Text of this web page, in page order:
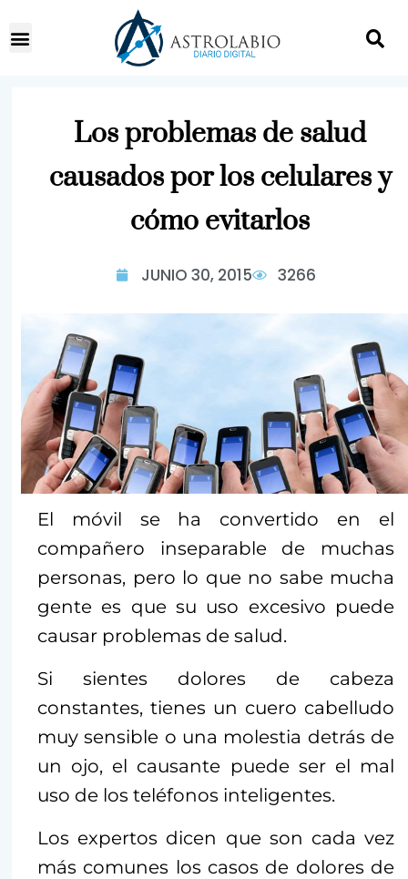
Los problemas de salud
causados por los celulares y
cómo evitarlos
JUNIO 30, 2015 3266
El móvil se ha convertido en el
compañero inseparable de muchas
personas, pero lo que no sabe mucha
gente es que su uso excesivo puede
causar problemas de salud.
Si sientes dolores de cabeza
constantes, tienes un cuero cabelludo
muy sensible o una molestia detrás de
un ojo, el causante puede ser el mal
uso de los teléfonos inteligentes.
Los expertos dicen que son cada vez
más comunes los casos de dolores de